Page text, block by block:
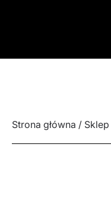
Strona główna / Sklep